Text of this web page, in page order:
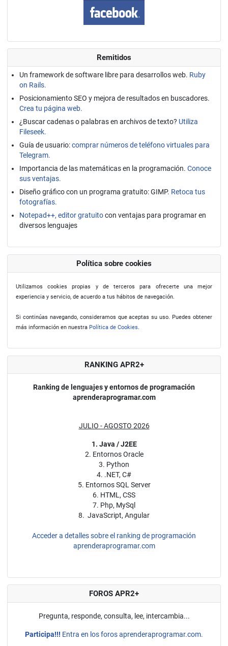
Remitidos
Un framework de software libre para desarrollos web. Ruby
on Rails.
Posicionamiento SEO y mejora de resultados en buscadores.
Crea tu página web.
¿Buscar cadenas o palabras en archivos de texto? Utiliza
Fileseek.
Guía de usuario:comprar números de teléfono virtuales para
Telegram.
Importancia de las matemáticas en la programación. Conoce
sus ventajas.
Diseño gráfico con un programa gratuito: GIMP. Retoca tus
fotografías.
Notepad++, editor gratuitocon ventajas para programar en
diversos lenguajes
Política sobre cookies
Utilizamos cookies propias y de terceros para ofrecerte una mejor
experiencia y servicio, de acuerdo a tus hábitos de navegación.
Si continúas navegando, consideramos que aceptas su uso. Puedes obtener
más información en nuestra Política de Cookies.
RANKING APR2+
Ranking de lenguajes y entornos de programación
aprenderaprogramar.com
JULIO - AGOSTO 2026
1. Java / J2EE
2. Entornos Oracle
3. Python
4. .NET, C#
5. Entornos SQL Server
6. HTML, CSS
7. Php, MySql
8. JavaScript, Angular
Acceder a detalles sobre el ranking de programación
aprenderaprogramar.com
FOROS APR2+
Pregunta, responde, consulta, lee, intercambia...
Participa!!! Entra en los foros aprenderaprogramar.com.